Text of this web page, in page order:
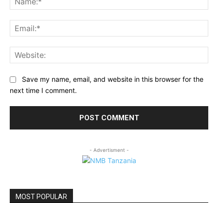
Save my name, email, and website in this browser for the
next time I comment.
- Advertisment -
MOST POPULAR